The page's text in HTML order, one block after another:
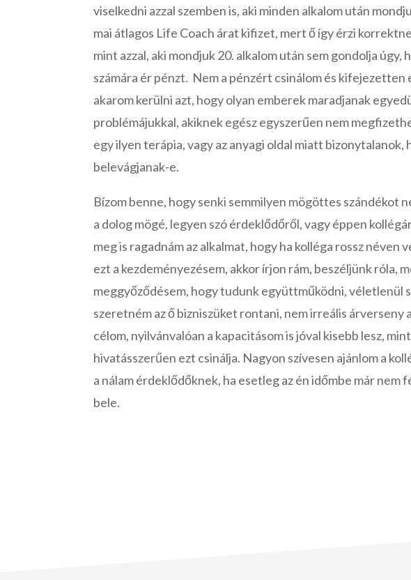
viselkedni azzal szemben is, aki minden alkalom után
mai átlagos Life Coach árat kifizet, mert ő így érzi
mint azzal, aki mondjuk 20. alkalom után sem gondolja úgy,
számára ér pénzt. Nem a pénzért csinálom és kifejezetten
akarom kerülni azt, hogy olyan emberek maradjanak
problémájukkal, akiknek egész egyszerűen nem
egy ilyen terápia, vagy az anyagi oldal miatt bizonytalanok,
belevágjanak-e.
Bízom benne, hogy senki semmilyen mögöttes szándékot
a dolog mögé, legyen szó érdeklődőről, vagy éppen
meg is ragadnám az alkalmat, hogy ha kolléga rossz néven
ezt a kezdeményezésem, akkor írjon rám, beszéljünk róla,
meggyőződésem, hogy tudunk együttműködni, véletlenül
szeretném az ő bizniszüket rontani, nem irreális árverseny a
célom, nyilvánvalóan a kapacitásom is jóval kisebb lesz,
hivatásszerűen ezt csinálja. Nagyon szívesen ajánlom a
a nálam érdeklődőknek, ha esetleg az én időmbe már nem
bele.